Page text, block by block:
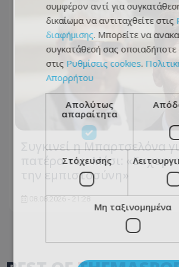
Συγκινεί η Μπαρτσελόνα
πατέρα του Μέσι:
την εμπιστοσύνη»
08.08.2026 - 21:28
συμφέρον αντί για
δικαίωμα να αντιταχθείτε στις
διαφήμισης. Μπορείτε να
συγκατάθεσή σας οποιαδήποτε
στις Ρυθμίσεις cookies.
Απορρήτου
Απολύτως
απαραίτητα
Στόχευσης
Μη ταξινομημένα